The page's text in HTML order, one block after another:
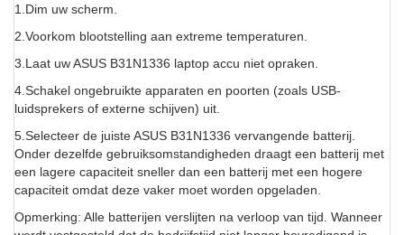
1.Dim uw scherm.
2.Voorkom blootstelling aan extreme temperaturen.
3.Laat uw ASUS B31N1336 laptop accu niet opraken.
4.Schakel ongebruikte apparaten en poorten (zoals USB-
luidsprekers of externe schijven) uit.
5.Selecteer de juiste ASUS B31N1336 vervangende batterij.
Onder dezelfde gebruiksomstandigheden draagt een batterij met
een lagere capaciteit sneller dan een batterij met een hogere
capaciteit omdat deze vaker moet worden opgeladen.
Opmerking: Alle batterijen verslijten na verloop van tijd. Wanneer